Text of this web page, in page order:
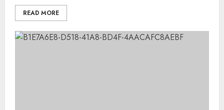
READ MORE